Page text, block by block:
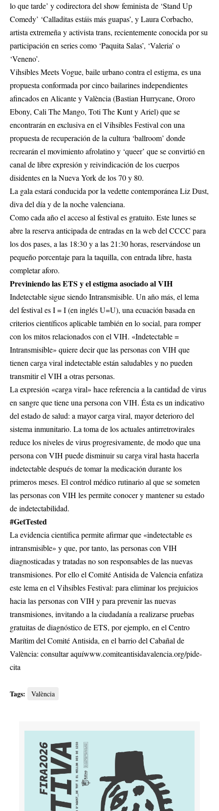
lo que tarde’ y codirectora del show feminista de ‘Stand Up
Comedy’ ‘Calladitas estáis más guapas’, y Laura Corbacho,
artista extremeña y activista trans, recientemente conocida por su
participación en series como ‘Paquita Salas’, ‘Valeria’ o
‘Veneno’.
Vihsibles Meets Vogue, baile urbano contra el estigma, es una
propuesta conformada por cinco bailarines independientes
afincados en Alicante y València (Bastian Hurrycane, Ororo
Ebony, Cali The Mango, Toti The Kunt y Ariel) que se
encontrarán en exclusiva en el Vihsibles Festival con una
propuesta de recuperación de la cultura ‘ballroom’ donde
recrearán el movimiento afrolatino y ‘queer’ que se convirtió en
canal de libre expresión y reivindicación de los cuerpos
disidentes en la Nueva York de los 70 y 80.
La gala estará conducida por la vedette contemporánea Liz Dust,
diva del día y de la noche valenciana.
Como cada año el acceso al festival es gratuito. Este lunes se
abre la reserva anticipada de entradas en la web del CCCC para
los dos pases, a las 18:30 y a las 21:30 horas, reservándose un
pequeño porcentaje para la taquilla, con entrada libre, hasta
completar aforo.
Previniendo las ETS y el estigma asociado al VIH
Indetectable sigue siendo Intransmisible. Un año más, el lema
del festival es I = I (en inglés U=U), una ecuación basada en
criterios científicos aplicable también en lo social, para romper
con los mitos relacionados con el VIH. «Indetectable =
Intransmisible» quiere decir que las personas con VIH que
tienen carga viral indetectable están saludables y no pueden
transmitir el VIH a otras personas.
La expresión «carga viral» hace referencia a la cantidad de virus
en sangre que tiene una persona con VIH. Ésta es un indicativo
del estado de salud: a mayor carga viral, mayor deterioro del
sistema inmunitario. La toma de los actuales antirretrovirales
reduce los niveles de virus progresivamente, de modo que una
persona con VIH puede disminuir su carga viral hasta hacerla
indetectable después de tomar la medicación durante los
primeros meses. El control médico rutinario al que se someten
las personas con VIH les permite conocer y mantener su estado
de indetectabilidad.
#GetTested
La evidencia científica permite afirmar que «indetectable es
intransmisible» y que, por tanto, las personas con VIH
diagnosticadas y tratadas no son responsables de las nuevas
transmisiones. Por ello el Comité Antisida de Valencia enfatiza
este lema en el Vihsibles Festival: para eliminar los prejuicios
hacia las personas con VIH y para prevenir las nuevas
transmisiones, invitando a la ciudadanía a realizarse pruebas
gratuitas de diagnóstico de ETS, por ejemplo, en el Centro
Marítim del Comité Antisida, en el barrio del Cabañal de
València: consultar aquíwww.comiteantisidavalencia.org/pide-
cita
Tags: València